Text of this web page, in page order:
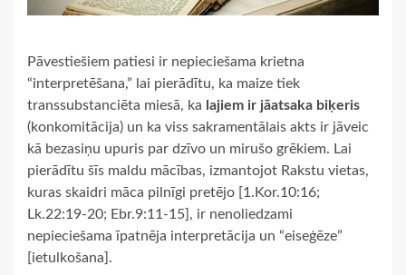
Pāvestiešiem patiesi ir nepieciešama krietna
“interpretēšana,” lai pierādītu, ka maize tiek
transsubstanciēta miesā, ka lajiem ir jāatsaka biķeris
(konkomitācija) un ka viss sakramentālais akts ir jāveic
kā bezasiņu upuris par dzīvo un mirušo grēkiem. Lai
pierādītu šīs maldu mācības, izmantojot Rakstu vietas,
kuras skaidri māca pilnīgi pretējo [1.Kor.10:16;
Lk.22:19-20; Ebr.9:11-15], ir nenoliedzami
nepieciešama īpatnēja interpretācija un “eiseģēze”
[ietulkošana].